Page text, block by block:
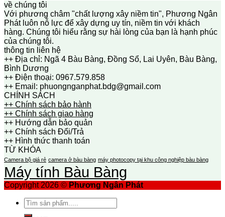
về chúng tôi
Với phương châm "chất lượng xây niềm tin", Phương Ngân
Phát luôn nỗ lực để xây dựng uy tín, niềm tin với khách
hàng. Chúng tôi hiểu rằng sự hài lòng của bạn là hạnh phúc
của chúng tôi.
thông tin liên hệ
++ Địa chỉ: Ngã 4 Bàu Bàng, Đồng Sổ, Lai Uyên, Bàu Bàng,
Bình Dương
++ Điện thoại: 0967.579.858
++ Email: phuongnganphat.bdg@gmail.com
CHÍNH SÁCH
++ Chính sách bảo hành
++ Chính sách giao hàng
++ Hướng dẫn bảo quản
++ Chính sách Đổi/Trả
++ Hình thức thanh toán
TỪ KHÓA
Camera bộ giá rẻ camera ở bàu bàng máy photocopy tại khu công nghiệp bàu bàng
Máy tính Bàu Bàng
Copyright 2026 © Phương Ngân Phát
Tìm
kiếm: